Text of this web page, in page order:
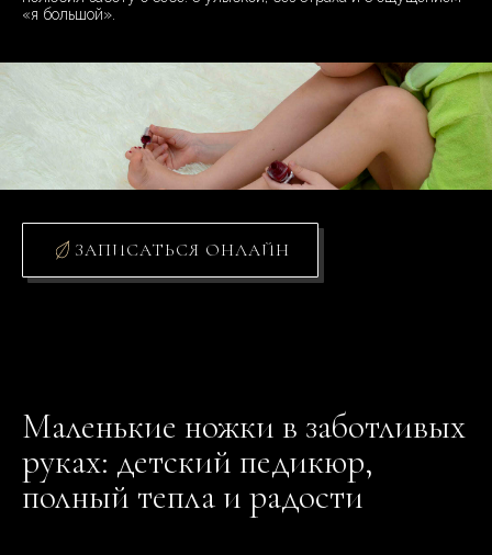
«я большой».
ЗАПИСАТЬСЯ ОНЛАЙН
Маленькие ножки в заботливых
руках: детский педикюр,
полный тепла и радости